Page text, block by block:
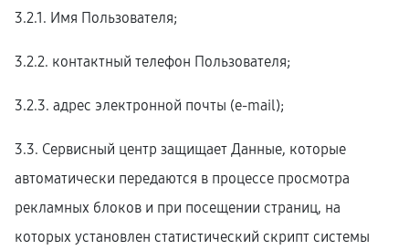
3.2.1. Имя Пользователя;
3.2.2. контактный телефон Пользователя;
3.2.3. адрес электронной почты (e-mail);
3.3. Сервисный центр защищает Данные, которые
автоматически передаются в процессе просмотра
рекламных блоков и при посещении страниц, на
которых установлен статистический скрипт системы